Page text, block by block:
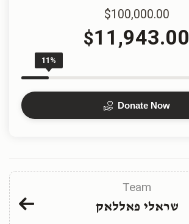
$100,000.00
$11,943.00
11%
Donate Now
Team
שראלי פאללאק